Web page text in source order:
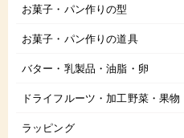
お菓子・パン作りの型
お菓子・パン作りの道具
バター・乳製品・油脂・卵
ドライフルーツ・加工野菜・果物
ラッピング